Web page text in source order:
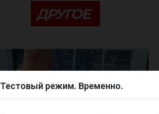
Тестовый режим. Временно.
ДРУГОЕ